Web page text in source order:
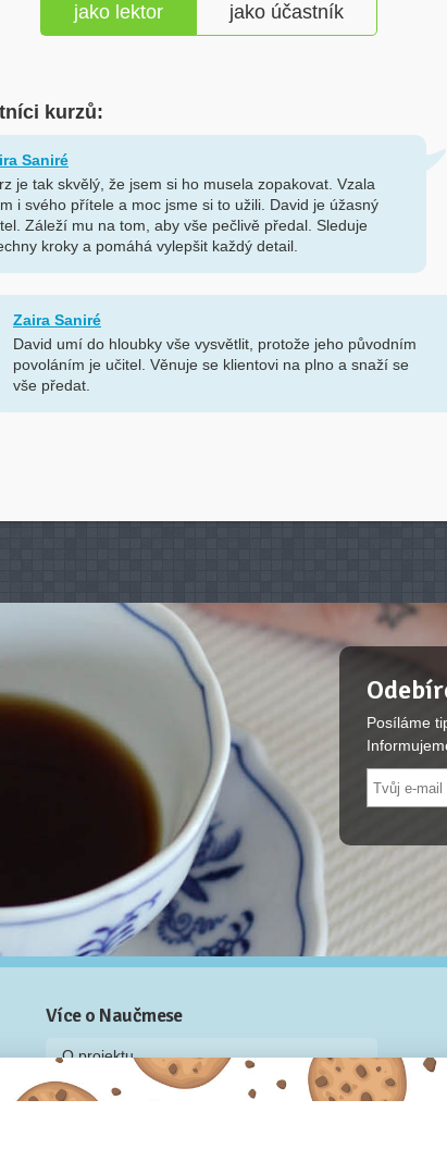
jako lektor jako účastník
kurzů:
Saniré
je tak skvělý, že jsem si ho musela zopakovat. Vzala
i svého přítele a moc jsme si to užili. David je úžasný
Záleží mu na tom, aby vše pečlivě předal. Sleduje
kroky a pomáhá vylepšit každý detail.
Zaira Saniré
David umí do hloubky vše vysvětlit, protože jeho původním
povoláním je učitel. Věnuje se klientovi na plno a snaží se
vše předat.
Posíláme
Více o Naučmese
O projektu
Blog: recenze z kurzů, rozhovory a články